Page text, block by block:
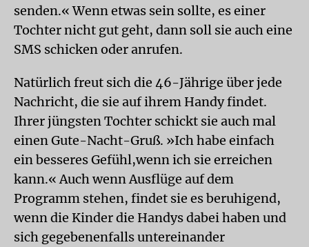
senden.« Wenn etwas sein sollte, es einer
Tochter nicht gut geht, dann soll sie auch eine
SMS schicken oder anrufen.
Natürlich freut sich die 46-Jährige über jede
Nachricht, die sie auf ihrem Handy findet.
Ihrer jüngsten Tochter schickt sie auch mal
einen Gute-Nacht-Gruß. »Ich habe einfach
ein besseres Gefühl,wenn ich sie erreichen
kann.« Auch wenn Ausflüge auf dem
Programm stehen, findet sie es beruhigend,
wenn die Kinder die Handys dabei haben und
sich gegebenenfalls untereinander